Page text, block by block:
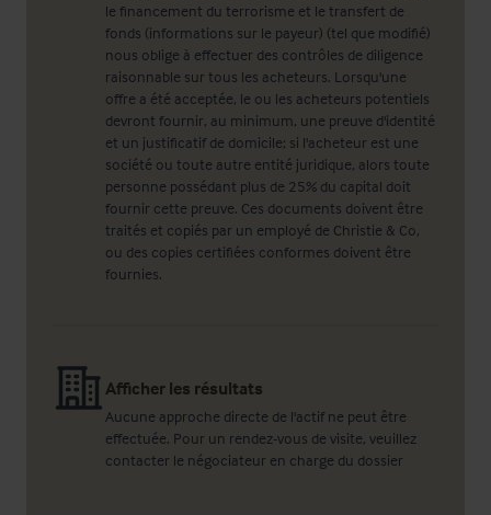
le financement du terrorisme et le transfert de
fonds (informations sur le payeur) (tel que modifié)
nous oblige à effectuer des contrôles de diligence
raisonnable sur tous les acheteurs. Lorsqu'une
offre a été acceptée, le ou les acheteurs potentiels
devront fournir, au minimum, une preuve d'identité
et un justificatif de domicile; si l'acheteur est une
société ou toute autre entité juridique, alors toute
personne possédant plus de 25% du capital doit
fournir cette preuve. Ces documents doivent être
traités et copiés par un employé de Christie & Co,
ou des copies certifiées conformes doivent être
fournies.
Afficher les résultats
Aucune approche directe de l'actif ne peut être
effectuée. Pour un rendez-vous de visite, veuillez
contacter le négociateur en charge du dossier